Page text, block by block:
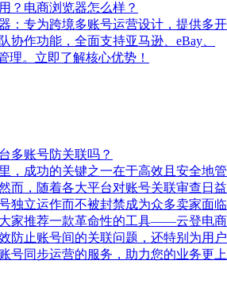
？电商浏览器怎么样？
：专为跨境多账号运营设计，提供多开
协作功能，全面支持亚马逊、eBay、
理。立即了解核心优势！
多账号防关联吗？
，成功的关键之一在于高效且安全地管
而，随着各大平台对账号关联审查日益
独立运作而不被封禁成为众多卖家面临
家推荐一款革命性的工具——云登电商
防止账号间的关联问题，还特别为用户
号同步运营的服务，助力您的业务更上